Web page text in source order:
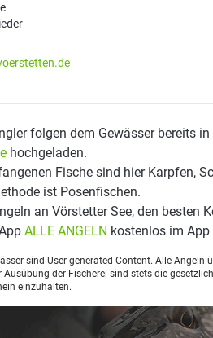
folgen dem Gewässer bereits in
hochgeladen.
Fische sind hier Karpfen,
ist Posenfischen.
an Vörstetter See, den besten
ALLE ANGELN kostenlos im App
sind User generated Content. Alle
Ausübung der Fischerei sind stets die
einzuhalten.